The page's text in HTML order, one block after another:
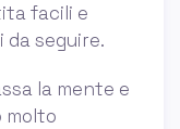
facili e
da seguire.
la mente e
molto